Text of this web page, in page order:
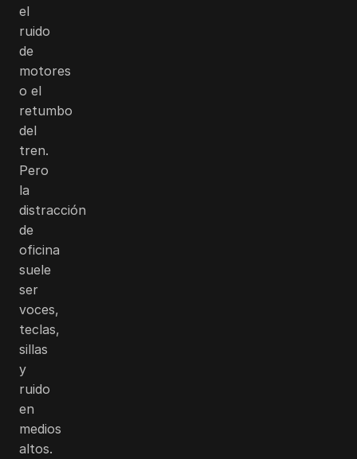
el
ruido
de
motores
o el
retumbo
del
tren.
Pero
la
distracción
de
oficina
suele
ser
voces,
teclas,
sillas
y
ruido
en
medios
altos.